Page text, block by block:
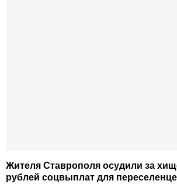
Жителя Ставрополя осудили за
рублей соцвыплат для